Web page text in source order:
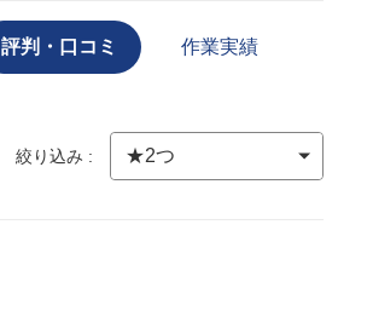
評判・口コミ 作業実績
絞り込み :